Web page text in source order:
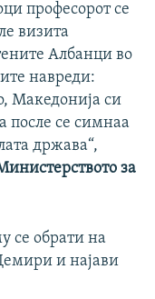
професорот се
визита
Албанци во
навреди:
Македонија си
после се симнаа
држава“,
за
се обрати на
и најави